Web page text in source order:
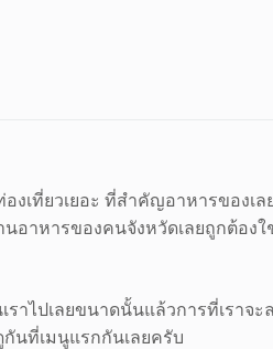
เที่ยวเยอะ ที่สำคัญอาหารของเ
อาหารของคนจังหวัดเลยถูกต้อง
ไปเลยขนาดนั้นแล้วการที่เราจะ
กันที่เมนูแรกกันเลยครับ